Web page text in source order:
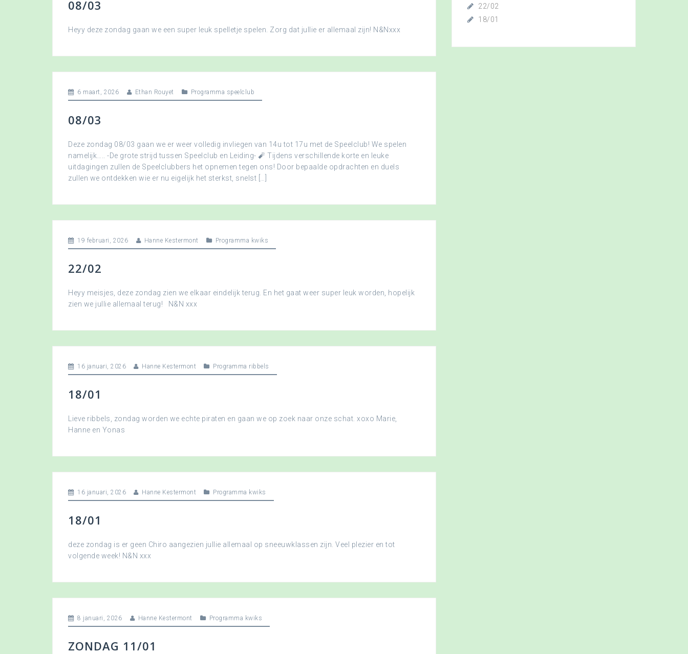
08/03
Heyy deze zondag gaan we een super leuk spelletje spelen. Zorg dat jullie er allemaal zijn! N&Nxxx
6 maart, 2026 Ethan Rouyet Programma speelclub
08/03
Deze zondag 08/03 gaan we er weer volledig invliegen van 14u tot 17u met de Speelclub! We spelen
namelijk….. -De grote strijd tussen Speelclub en Leiding- 🧨 Tijdens verschillende korte en leuke
uitdagingen zullen de Speelclubbers het opnemen tegen ons! Door bepaalde opdrachten en duels
zullen we ontdekken wie er nu eigelijk het sterkst, snelst […]
19 februari, 2026 Hanne Kestermont Programma kwiks
22/02
Heyy meisjes, deze zondag zien we elkaar eindelijk terug. En het gaat weer super leuk worden, hopelijk
zien we jullie allemaal terug! N&N xxx
16 januari, 2026 Hanne Kestermont Programma ribbels
18/01
Lieve ribbels, zondag worden we echte piraten en gaan we op zoek naar onze schat. xoxo Marie,
Hanne en Yonas
16 januari, 2026 Hanne Kestermont Programma kwiks
18/01
deze zondag is er geen Chiro aangezien jullie allemaal op sneeuwklassen zijn. Veel plezier en tot
volgende week! N&N xxx
8 januari, 2026 Hanne Kestermont Programma kwiks
ZONDAG 11/01
22/02
18/01